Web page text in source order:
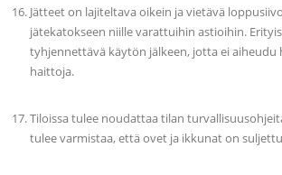
Jätteet on lajiteltava oikein ja vietävä
jätekatokseen niille varattuihin astioihin.
tyhjennettävä käytön jälkeen, jotta ei aiheudu
haittoja.
Tiloissa tulee noudattaa tilan
tulee varmistaa, että ovet ja ikkunat on